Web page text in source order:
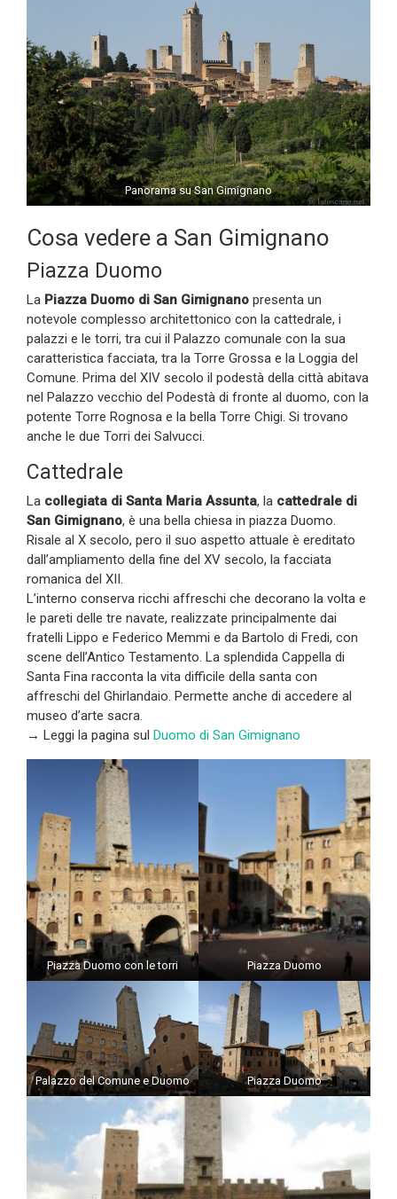
Panorama su San Gimignano
Cosa vedere a San Gimignano
Piazza Duomo
La Piazza Duomo di San Gimignano presenta un
notevole complesso architettonico con la cattedrale, i
palazzi e le torri, tra cui il Palazzo comunale con la sua
caratteristica facciata, tra la Torre Grossa e la Loggia del
Comune. Prima del XIV secolo il podestà della città abitava
nel Palazzo vecchio del Podestà di fronte al duomo, con la
potente Torre Rognosa e la bella Torre Chigi. Si trovano
anche le due Torri dei Salvucci.
Cattedrale
La collegiata di Santa Maria Assunta, la cattedrale di
San Gimignano, è una bella chiesa in piazza Duomo.
Risale al X secolo, pero il suo aspetto attuale è ereditato
dall’ampliamento della fine del XV secolo, la facciata
romanica del XII.
L’interno conserva ricchi affreschi che decorano la volta e
le pareti delle tre navate, realizzate principalmente dai
fratelli Lippo e Federico Memmi e da Bartolo di Fredi, con
scene dell’Antico Testamento. La splendida Cappella di
Santa Fina racconta la vita difficile della santa con
affreschi del Ghirlandaio. Permette anche di accedere al
museo d’arte sacra.
→ Leggi la pagina sul Duomo di San Gimignano
Piazza Duomo con le torri Piazza Duomo
Palazzo del Comune e Duomo Piazza Duomo